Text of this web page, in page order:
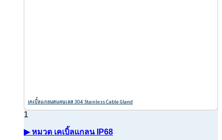
เคเบิ้ลแกลนสแตนเลส 304 Stainless Cable Gland
▶ หมวด เคเบิ้ลแกลน IP68